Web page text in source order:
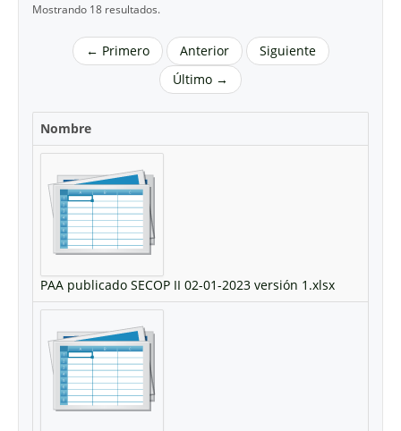
Mostrando 18 resultados.
← Primero Anterior
Siguiente
Último →
Nombre
PAA publicado SECOP II 02-01-2023 versión 1.xlsx